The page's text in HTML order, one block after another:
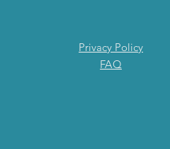
Privacy Policy
FAQ